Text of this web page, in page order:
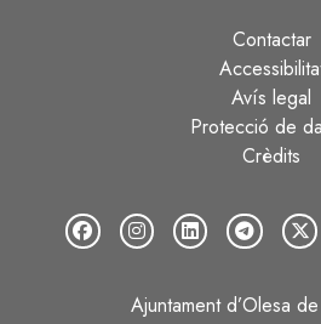
Contactar
Avís legal
Protecció de
Crèdits
Ajuntament d’Olesa